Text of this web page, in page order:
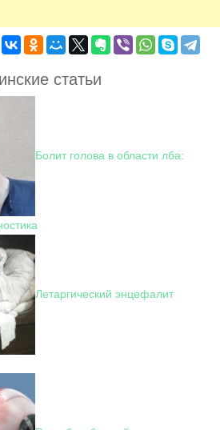
статьи
Болит голова в области лба:
Летаргический энцефалит